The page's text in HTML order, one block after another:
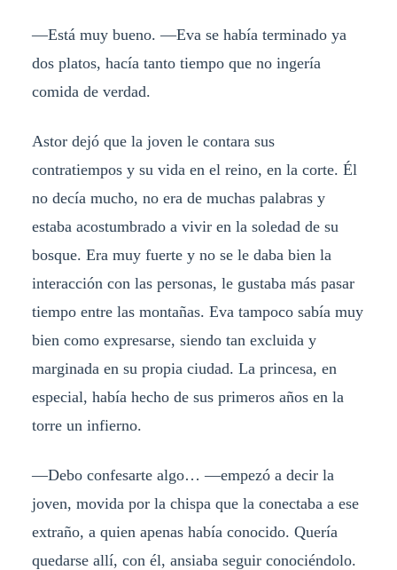
—Está muy bueno. —Eva se había terminado ya
dos platos, hacía tanto tiempo que no ingería
comida de verdad.
Astor dejó que la joven le contara sus
contratiempos y su vida en el reino, en la corte. Él
no decía mucho, no era de muchas palabras y
estaba acostumbrado a vivir en la soledad de su
bosque. Era muy fuerte y no se le daba bien la
interacción con las personas, le gustaba más pasar
tiempo entre las montañas. Eva tampoco sabía muy
bien como expresarse, siendo tan excluida y
marginada en su propia ciudad. La princesa, en
especial, había hecho de sus primeros años en la
torre un infierno.
—Debo confesarte algo… —empezó a decir la
joven, movida por la chispa que la conectaba a ese
extraño, a quien apenas había conocido. Quería
quedarse allí, con él, ansiaba seguir conociéndolo.